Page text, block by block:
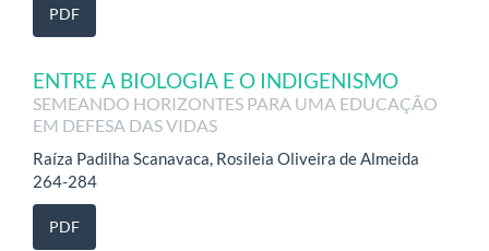
PDF
ENTRE A BIOLOGIA E O INDIGENISMO
SEMEANDO HORIZONTES PARA UMA EDUCAÇÃO
EM DEFESA DAS VIDAS
Raíza Padilha Scanavaca, Rosileia Oliveira de Almeida
264-284
PDF